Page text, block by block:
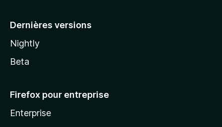
Dernières versions
Nightly
Beta
Firefox pour entreprise
Enterprise